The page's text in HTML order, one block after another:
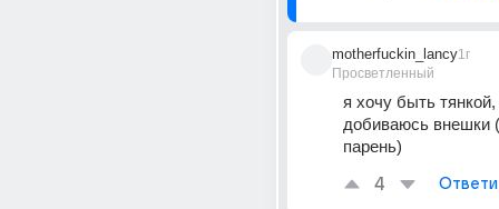
motherfuckin_lancy
Просветленный
1г
я хочу быть тянкой,
добиваюсь внешки
парень)
4